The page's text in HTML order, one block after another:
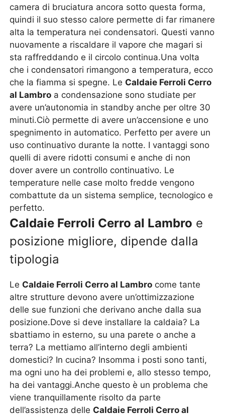
camera di bruciatura ancora sotto questa forma,
quindi il suo stesso calore permette di far rimanere
alta la temperatura nei condensatori. Questi vanno
nuovamente a riscaldare il vapore che magari si
sta raffreddando e il circolo continua.Una volta
che i condensatori rimangono a temperatura, ecco
che la fiamma si spegne. Le Caldaie Ferroli Cerro
al Lambro a condensazione sono studiate per
avere un’autonomia in standby anche per oltre 30
minuti.Ciò permette di avere un’accensione e uno
spegnimento in automatico. Perfetto per avere un
uso continuativo durante la notte. I vantaggi sono
quelli di avere ridotti consumi e anche di non
dover avere un controllo continuativo. Le
temperature nelle case molto fredde vengono
combattute da un sistema semplice, tecnologico e
perfetto.
Caldaie Ferroli Cerro al Lambro e
posizione migliore, dipende dalla
tipologia
Le Caldaie Ferroli Cerro al Lambro come tante
altre strutture devono avere un’ottimizzazione
delle sue funzioni che derivano anche dalla sua
posizione.Dove si deve installare la caldaia? La
sbattiamo in esterno, su una parete o anche a
terra? La mettiamo all’interno degli ambienti
domestici? In cucina? Insomma i posti sono tanti,
ma ogni uno ha dei problemi e, allo stesso tempo,
ha dei vantaggi.Anche questo è un problema che
viene tranquillamente risolto da parte
dell’assistenza delle Caldaie Ferroli Cerro al